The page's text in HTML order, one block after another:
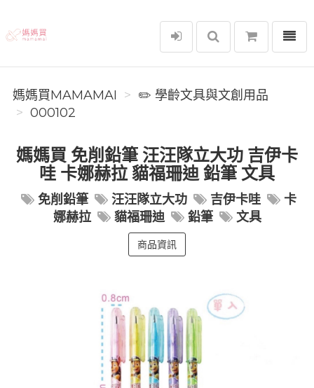
媽媽買MAMAMAI
選單
媽媽買MAMAMAI
✏️ 學齡文具與文創用品
000102
媽媽買 免削鉛筆 汪汪隊立大功 吉伊卡
哇 卡娜赫拉 貓福珊迪 鉛筆 文具
免削鉛筆 汪汪隊立大功 吉伊卡哇
卡
娜赫拉
貓福珊迪 鉛筆 文具
商品資訊